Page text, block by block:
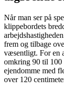
Når man ser på
klippebordets
frem og tilbage
væsentligt. For en
omkring 90 til
ejendomme med
over 120